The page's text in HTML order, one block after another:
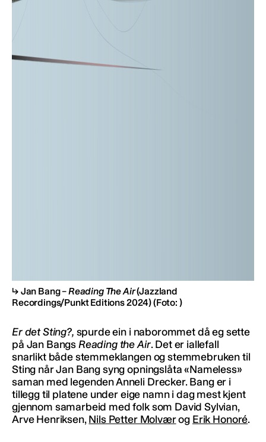
Jan Bang –Reading The Air(Jazzland
Recordings/Punkt Editions 2024)(Foto: )
Er det Sting?, spurde ein i naborommet då eg sette
på Jan BangsReading the Air. Det er iallefall
snarlikt både stemmeklangen og stemmebruken til
Sting når Jan Bang syng opningslåta «Nameless»
saman med legenden Anneli Drecker. Bang er i
tillegg til platene under eige namn i dag mest kjent
gjennom samarbeid med folk som David Sylvian,
Arve Henriksen,Nils Petter Molværog Erik Honoré.